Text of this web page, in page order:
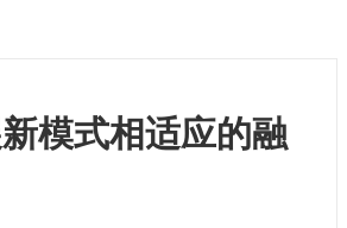
模式相适应的融